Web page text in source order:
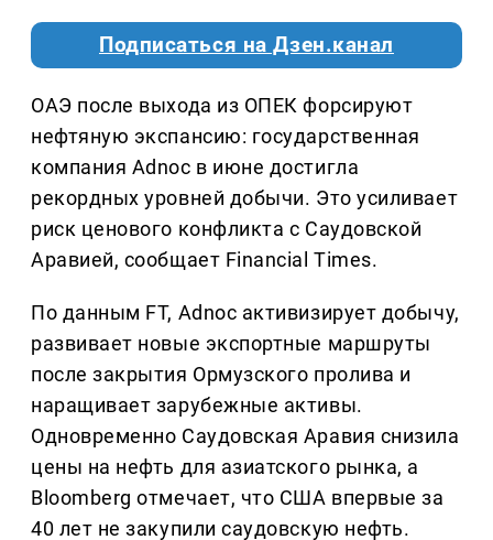
Подписаться на Дзен.канал
ОАЭ после выхода из ОПЕК форсируют
нефтяную экспансию: государственная
компания Adnoc в июне достигла
рекордных уровней добычи. Это усиливает
риск ценового конфликта с Саудовской
Аравией, сообщает Financial Times.
По данным FT, Adnoc активизирует добычу,
развивает новые экспортные маршруты
после закрытия Ормузского пролива и
наращивает зарубежные активы.
Одновременно Саудовская Аравия снизила
цены на нефть для азиатского рынка, а
Bloomberg отмечает, что США впервые за
40 лет не закупили саудовскую нефть.